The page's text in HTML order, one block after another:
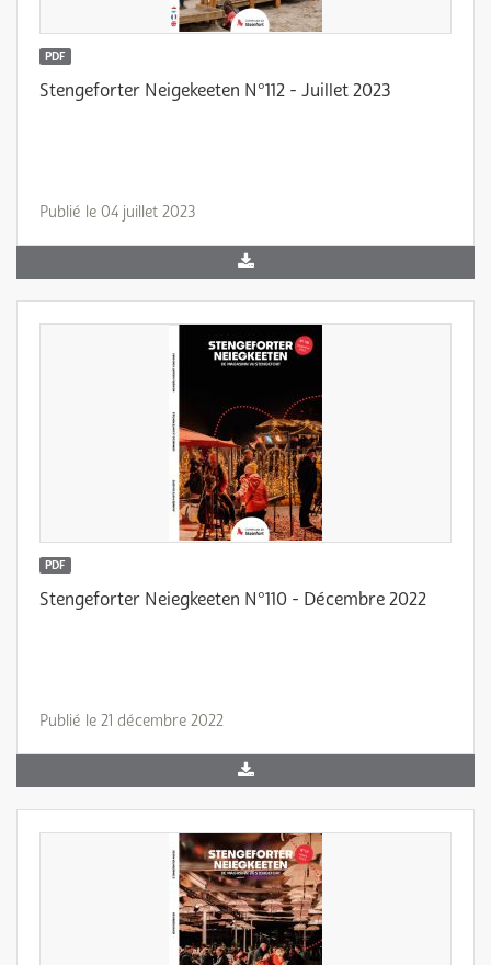
PDF
Stengeforter Neigekeeten N°112 - Juillet 2023
Publié le 04 juillet 2023
PDF
Stengeforter Neiegkeeten N°110 - Décembre 2022
Publié le 21 décembre 2022